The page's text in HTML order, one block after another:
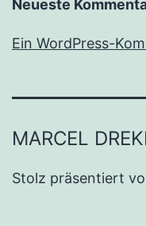
Neueste
Ein WordPress-
MARCEL
Stolz präsentiert